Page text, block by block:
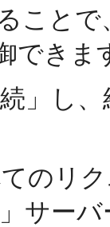
こと
できま
」し
のリ
サー